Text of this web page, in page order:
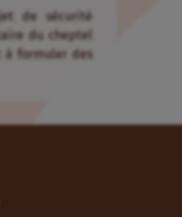
de sécurité
du cheptel
à formuler des